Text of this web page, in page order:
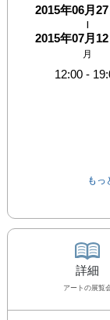
2015年06月
|
2015年07月
月
12:00-
もっ
詳細
アート の展覧